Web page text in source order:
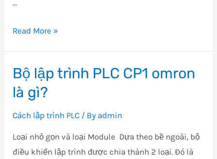
…
Cấu
cứng
PLC
Read More »
Bộ lập trình PLC CP1 omron
là gì?
Cách lập trình PLC / By admin
Loại nhỏ gọn và loại Module Dựa theo bề ngoài, bộ
điều khiển lập trình được chia thành 2 loại. Đó là